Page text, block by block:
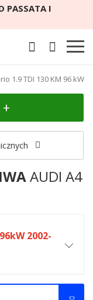
PASSATA I
1.9 TDI 130 KM 96 kW
AUDI A4
2002-